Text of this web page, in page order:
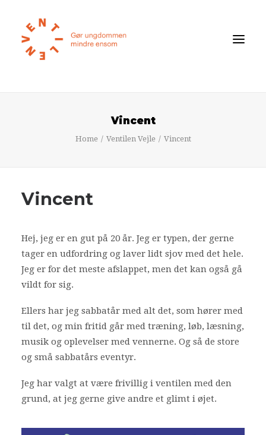
Ventilens Efterårstur 2026
Book oplæg
Shop
Bliv frivillig
Nyheder
Search
Vincent
Home Ventilen Vejle Vincent
Vincent
Hej, jeg er en gut på 20 år. Jeg er typen, der gerne
tager en udfordring og laver lidt sjov med det hele.
Jeg er for det meste afslappet, men det kan også gå
vildt for sig.
Ellers har jeg sabbatår med alt det, som hører med
til det, og min fritid går med træning, løb, læsning,
musik og oplevelser med vennerne. Og så de store
og små sabbatårs eventyr.
Jeg har valgt at være frivillig i ventilen med den
grund, at jeg gerne give andre et glimt i øjet.